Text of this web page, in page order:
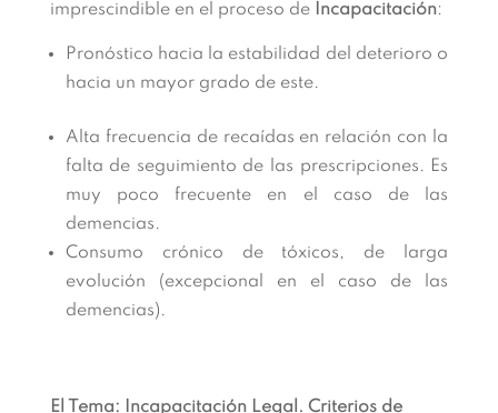
imprescindible en el proceso de
Incapacitación:
Pronóstico hacia la estabilidad del deterioro o
hacia un mayor grado de este.
Alta frecuencia de recaídas en relación con la
falta de seguimiento de las prescripciones. Es
muy poco frecuente en el caso de las
demencias.
Consumo crónico de tóxicos, de larga
evolución (excepcional en el caso de las
demencias).
El Tema: Incapacitación Legal. Criterios de